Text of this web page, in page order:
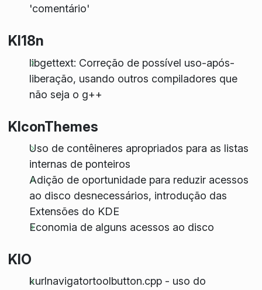
'comentário'
KI18n
libgettext: Correção de possível uso-após-
liberação, usando outros compiladores que
não seja o g++
KIconThemes
Uso de contêineres apropriados para as listas
internas de ponteiros
Adição de oportunidade para reduzir acessos
ao disco desnecessários, introdução das
Extensões do KDE
Economia de alguns acessos ao disco
KIO
kurlnavigatortoolbutton.cpp - uso do